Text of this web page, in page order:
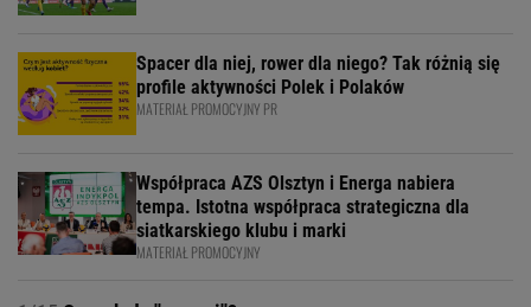
Spacer dla niej, rower dla niego? Tak różnią się
profile aktywności Polek i Polaków
MATERIAŁ PROMOCYJNY PR
Współpraca AZS Olsztyn i Energa nabiera
tempa. Istotna współpraca strategiczna dla
siatkarskiego klubu i marki
MATERIAŁ PROMOCYJNY